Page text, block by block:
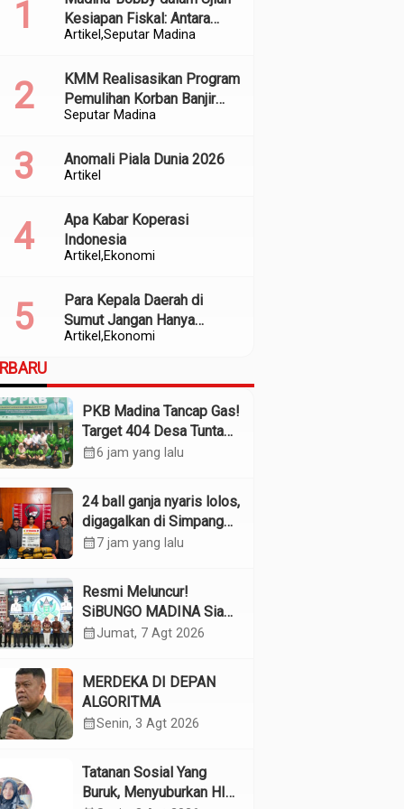
Artikel Seputar Madina
Kesiapan Fiskal: Antara
Kedekatan Politik dan
Seputar Madina
KMM Realisasikan Program
Pemulihan Korban Banjir
dan Longsor di Kabupaten
Artikel
Anomali Piala Dunia 2026
Artikel Ekonomi
Apa Kabar Koperasi
Indonesia
Artikel Ekonomi
Para Kepala Daerah di
Sumut Jangan Hanya
Meratapi Minimnya Transfer
PKB Madina Tancap Gas!
Target 404 Desa Tuntas
Desember, “Pengurus
calendar_month6 jam yang lalu
24 ball ganja nyaris lolos,
digagalkan di Simpang
Empat Panyabungan
calendar_month7 jam yang lalu
Resmi Meluncur!
SiBUNGO MADINA Siap
Optimalkan Pendapatan
calendar_monthJumat, 7 Agt 2026
MERDEKA DI DEPAN
ALGORITMA
calendar_monthSenin, 3 Agt 2026
Tatanan Sosial Yang
Buruk, Menyuburkan HIV